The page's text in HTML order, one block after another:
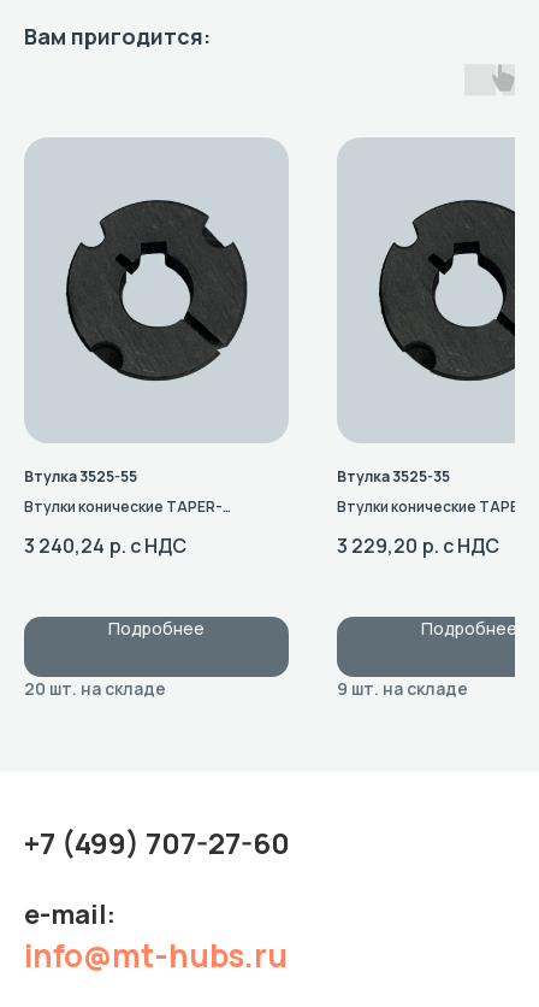
Вам пригодится:
Втулка 3525-55
Втулки конические TAPER-
3 240,24 р. с НДС
Подробнее
Втулка 3525-35
Втулки конические TAPER-
3 229,20 р. с НДС
Подробнее
+7 (499) 707-27-60
e-mail:
info@mt-hubs.ru